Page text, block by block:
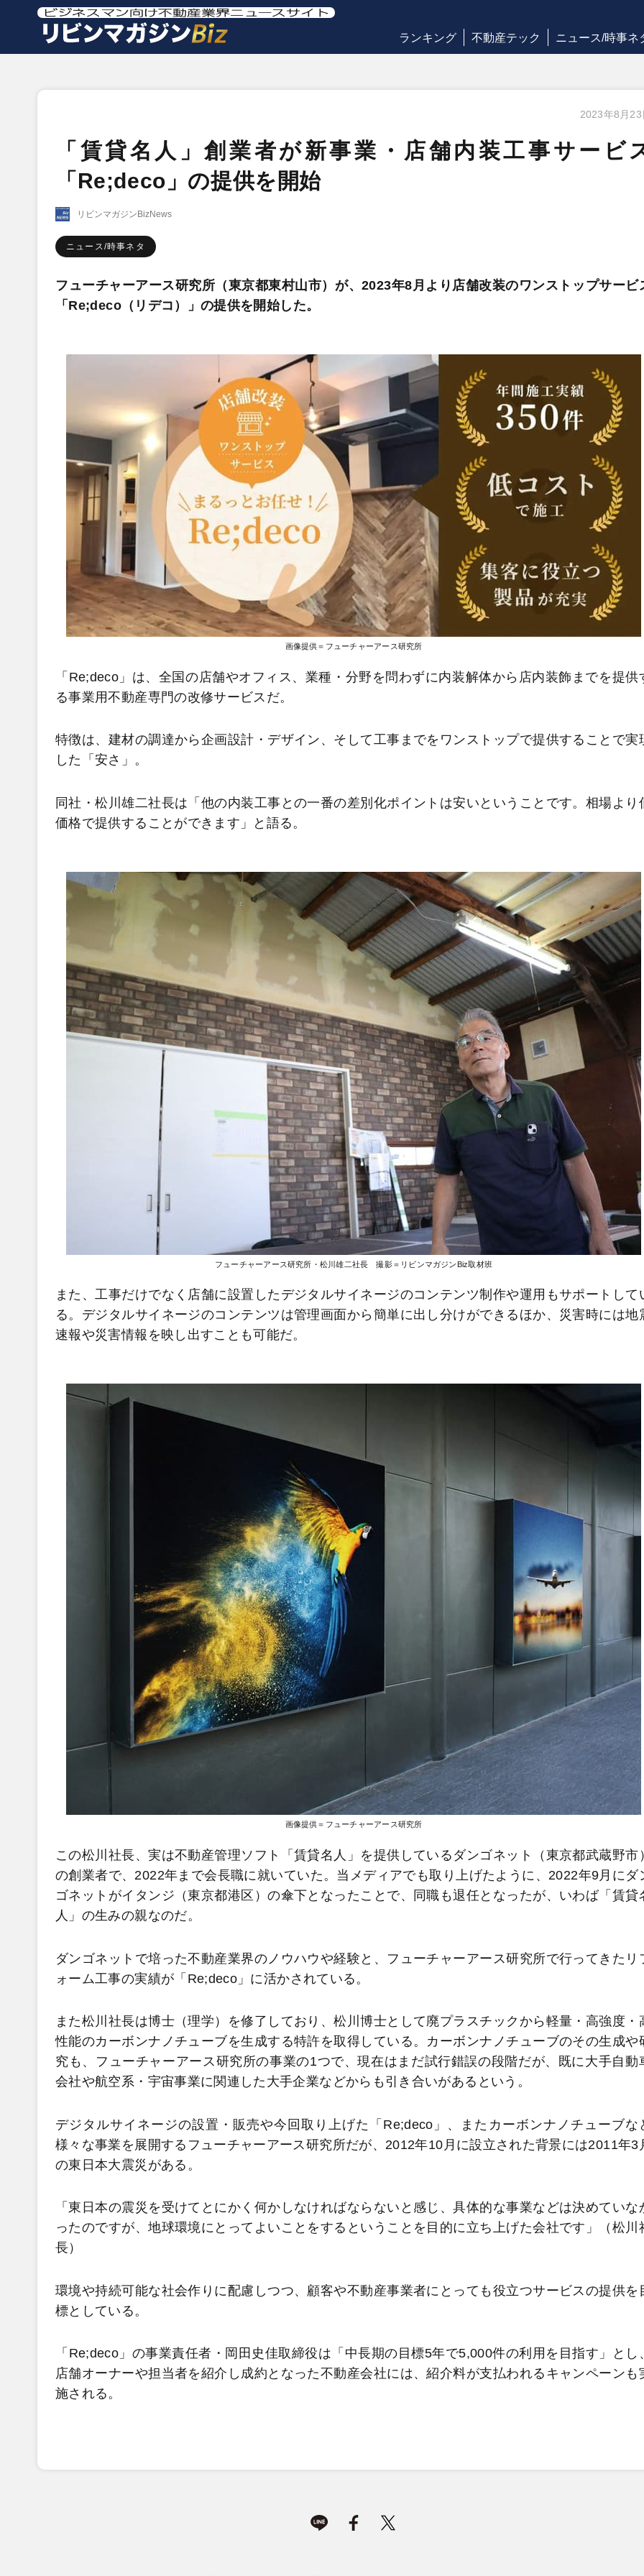
ランキング 不動産テック ニュース/時事ネ
2023年8月23
「賃貸名人」創業者が新事業・店舗内装工事サービ
「Re;deco」の提供を開始
リビンマガジンBizNews
ニュース/時事ネタ
フューチャーアース研究所（東京都東村山市）が、2023年8月より店舗改装のワンストップサービ
「Re;deco（リデコ）」の提供を開始した。
画像提供＝フューチャーアース研究所
「Re;deco」は、全国の店舗やオフィス、業種・分野を問わずに内装解体から店内装飾までを提供
る事業用不動産専門の改修サービスだ。
特徴は、建材の調達から企画設計・デザイン、そして工事までをワンストップで提供することで実
した「安さ」。
同社・松川雄二社長は「他の内装工事との一番の差別化ポイントは安いということです。相場より
価格で提供することができます」と語る。
フューチャーアース研究所・松川雄二社長 撮影＝リビンマガジンBiz取材班
また、工事だけでなく店舗に設置したデジタルサイネージのコンテンツ制作や運用もサポートして
る。デジタルサイネージのコンテンツは管理画面から簡単に出し分けができるほか、災害時には地
速報や災害情報を映し出すことも可能だ。
画像提供＝フューチャーアース研究所
この松川社長、実は不動産管理ソフト「賃貸名人」を提供しているダンゴネット（東京都武蔵野市
の創業者で、2022年まで会長職に就いていた。当メディアでも取り上げたように、2022年9月にダ
ゴネットがイタンジ（東京都港区）の傘下となったことで、同職も退任となったが、いわば「賃貸
人」の生みの親なのだ。
ダンゴネットで培った不動産業界のノウハウや経験と、フューチャーアース研究所で行ってきたリ
ォーム工事の実績が「Re;deco」に活かされている。
また松川社長は博士（理学）を修了しており、松川博士として廃プラスチックから軽量・高強度・
性能のカーボンナノチューブを生成する特許を取得している。カーボンナノチューブのその生成や
究も、フューチャーアース研究所の事業の1つで、現在はまだ試行錯誤の段階だが、既に大手自動
会社や航空系・宇宙事業に関連した大手企業などからも引き合いがあるという。
デジタルサイネージの設置・販売や今回取り上げた「Re;deco」、またカーボンナノチューブな
様々な事業を展開するフューチャーアース研究所だが、2012年10月に設立された背景には2011年3
の東日本大震災がある。
「東日本の震災を受けてとにかく何かしなければならないと感じ、具体的な事業などは決めていな
ったのですが、地球環境にとってよいことをするということを目的に立ち上げた会社です」（松川
長）
環境や持続可能な社会作りに配慮しつつ、顧客や不動産事業者にとっても役立つサービスの提供を
標としている。
「Re;deco」の事業責任者・岡田史佳取締役は「中長期の目標5年で5,000件の利用を目指す」とし
店舗オーナーや担当者を紹介し成約となった不動産会社には、紹介料が支払われるキャンペーンも
施される。